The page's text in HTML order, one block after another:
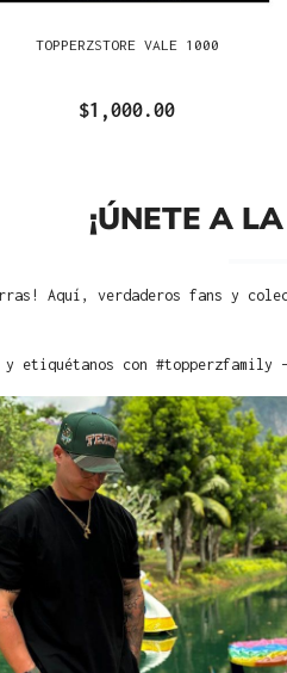
TOPPERZSTORE VALE 1000
$1,000.00
¡ÚNETE A
Aquí, verdaderos fans y
y etiquétanos con